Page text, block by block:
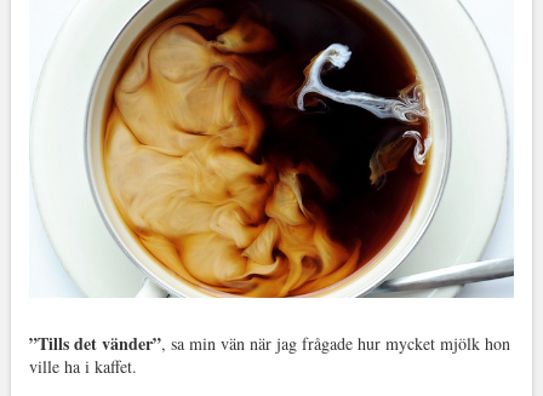
”Tills det vänder”, sa min vän när jag frågade hur mycket mjölk hon
ville ha i kaffet.